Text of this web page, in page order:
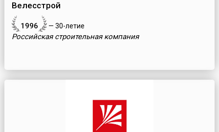
Велесстрой
1996 — 30-летие
Российская строительная компания